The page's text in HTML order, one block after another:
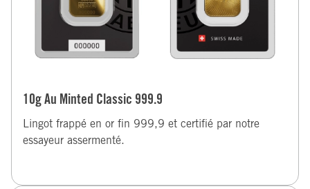
10g Au Minted Classic 999.9
Lingot frappé en or fin 999,9 et certifié par notre
essayeur assermenté.